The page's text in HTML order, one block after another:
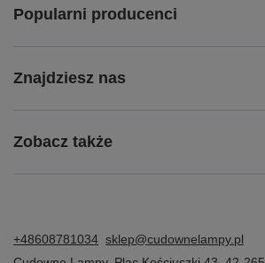
Popularni producenci
Znajdziesz nas
Zobacz także
+48608781034 sklep@cudownelampy.pl